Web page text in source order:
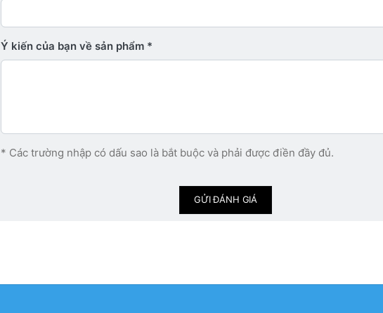
Ý kiến ​​của bạn về sản phẩm
* Các trường nhập có dấu sao là bắt buộc và phải được điền đầy đủ.
GỬI ĐÁNH GIÁ